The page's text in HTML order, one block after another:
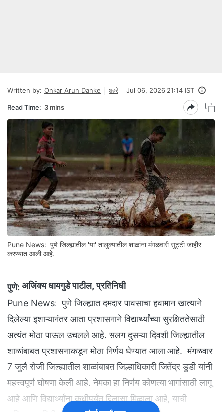
Written by: Onkar Arun Danke शहरे Jul 06, 2026 21:14 IST
Read Time: 3 mins
Pune News: पुणे जिल्ह्यातील 'या' तालुक्यातील शाळांना मंगळवारी सुट्टी जाहीर
करण्यात आली आहे.
पुणे: अजिंक्य धायगुडे पाटील, प्रतिनिधी
Pune News: पुणे जिल्ह्यात दमदार पावसाचा हवामान खात्याने
दिलेल्या इशाऱ्यानंतर आता प्रशासनाने विद्यार्थ्यांच्या सुरक्षिततेसाठी
अत्यंत मोठा पाऊल उचलले आहे. सलग दुसऱ्या दिवशी जिल्ह्यातील
शाळांबाबत प्रशासनाकडून मोठा निर्णय घेण्यात आला आहे. मंगळवार
7 जुलै रोजी जिल्ह्यातील शाळांबाबत जिल्हाधिकारी जितेंद्र डुडी यांनी
महत्त्वपूर्ण घोषणा केली आहे. नेमका हा निर्णय कोणत्या भागांसाठी लागू
आहे आणि विद्यार्थ्यांना कधीपर्यंत दिलासा मिळाला आहे, याची